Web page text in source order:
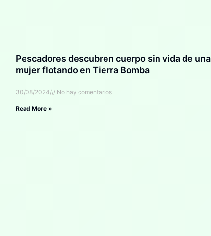
Pescadores descubren cuerpo sin vida de una
mujer flotando en Tierra Bomba
30/08/2024 No hay comentarios
Read More »